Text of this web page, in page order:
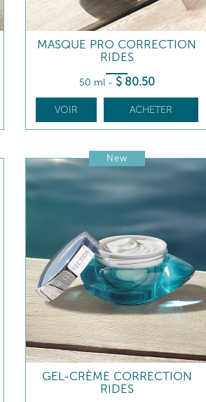
MASQUE PRO CORRECTION
RIDES
50 ml - $ 80.50
VOIR ACHETER
New
GEL-CRÈME CORRECTION
RIDES